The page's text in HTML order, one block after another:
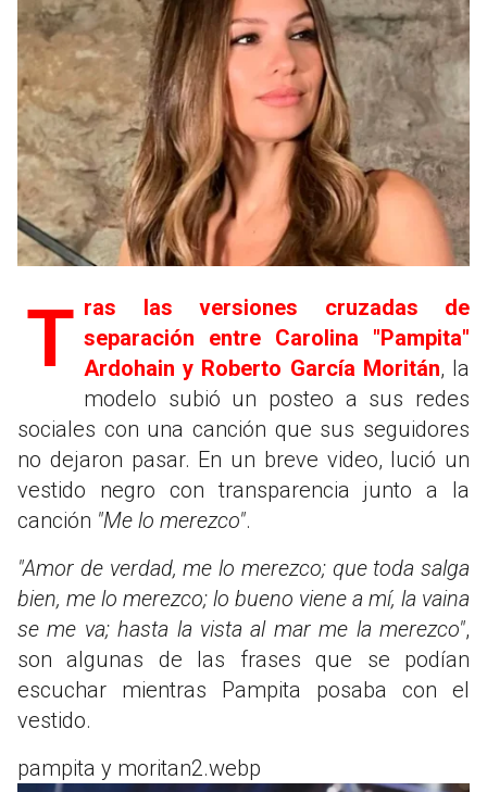
Tras las versiones cruzadas de separación entre Carolina "Pampita"
Ardohain y Roberto García Moritán, la
modelo subió un posteo a sus redes
sociales con una canción que sus seguidores
no dejaron pasar. En un breve video, lució un
vestido negro con transparencia junto a la
canción "Me lo merezco".
"Amor de verdad, me lo merezco; que toda salga
bien, me lo merezco; lo bueno viene a mí, la vaina
se me va; hasta la vista al mar me la merezco",
son algunas de las frases que se podían
escuchar mientras Pampita posaba con el
vestido.
pampita y moritan2.webp